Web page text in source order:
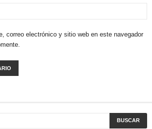
correo electrónico y sitio web en este navegador